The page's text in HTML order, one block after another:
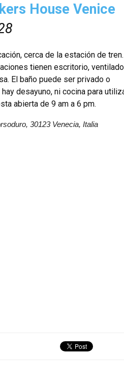
House Venice
cerca de la estación de tren.
tienen escritorio,
El baño puede ser privado o
desayuno, ni cocina para
abierta de 9 am a 6 pm.
30123 Venecia, Italia